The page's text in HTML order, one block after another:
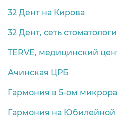
32 Дент на Кирова
32 Дент, сеть
TERVE, медицинский
Ачинская ЦРБ
Гармония в 5-ом
Гармония на Юбилейной